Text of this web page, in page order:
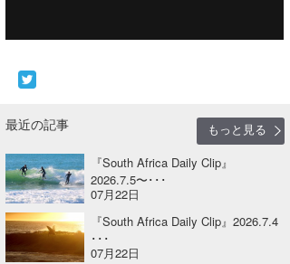
最近の記事
もっと見る
『South Africa Daily Clip』
2026.7.5〜･･･
07月22日
『South Africa Daily Clip』2026.7.4
･･･
07月22日
Yoshiyuki Obata
arukasvision
DELTA FORCE SURF
CBA Films
WAVAL
中浦“JET”章
嵯峨明日香
進士剛光
田原啓江
☆加藤
+☆maki☆+
Aichan
chan-U
波伝説